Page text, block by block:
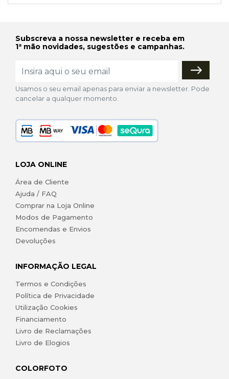
Subscreva a nossa newsletter e receba em
1ª mão novidades, sugestões e campanhas.
Usamos o seu email apenas para enviar a newsletter. Pode
cancelar a qualquer momento.
LOJA ONLINE
Área de Cliente
Ajuda / FAQ
Comprar na Loja Online
Modos de Pagamento
Encomendas e Envios
Devoluções
INFORMAÇÃO LEGAL
Termos e Condições
Política de Privacidade
Utilização Cookies
Financiamento
Livro de Reclamações
Livro de Elogios
COLORFOTO